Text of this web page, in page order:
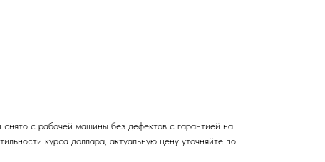
с рабочей машины без дефектов с гарантией на
курса доллара, актуальную цену уточняйте по